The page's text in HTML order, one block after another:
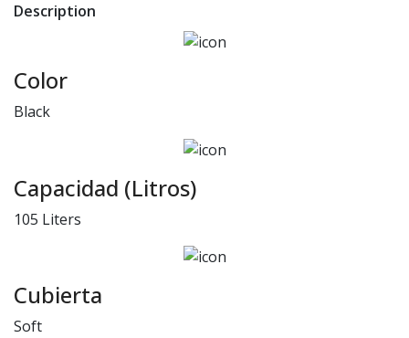
Description
Color
Black
Capacidad (Litros)
105 Liters
Cubierta
Soft